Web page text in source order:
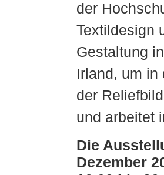
der
Textildesign
Gestaltung
Irland, um in
der
und arbeitet
Die
Dezember